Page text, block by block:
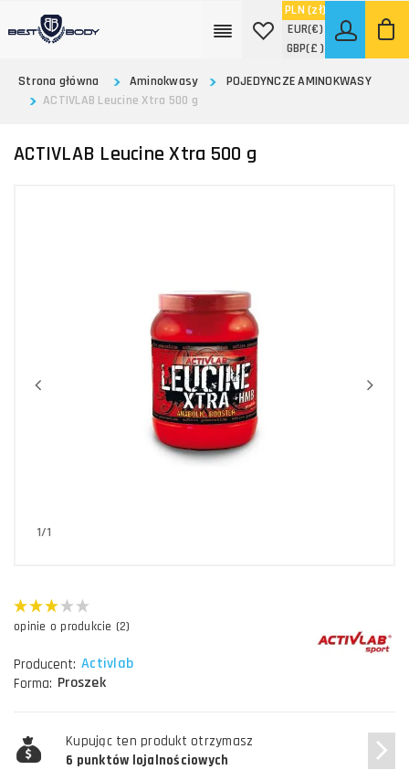
PLN (zł)
EUR(€)
GBP(£ )
Strona główna
Aminokwasy
POJEDYNCZE AMINOKWASY
ACTIVLAB Leucine Xtra 500 g
ACTIVLAB Leucine Xtra 500 g
1/1
opinie o produkcie (2)
Producent: Activlab
Forma: Proszek
Kupując ten produkt otrzymasz
6 punktów lojalnościowych